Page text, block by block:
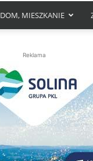
DOM, MIESZKANIE
Reklama